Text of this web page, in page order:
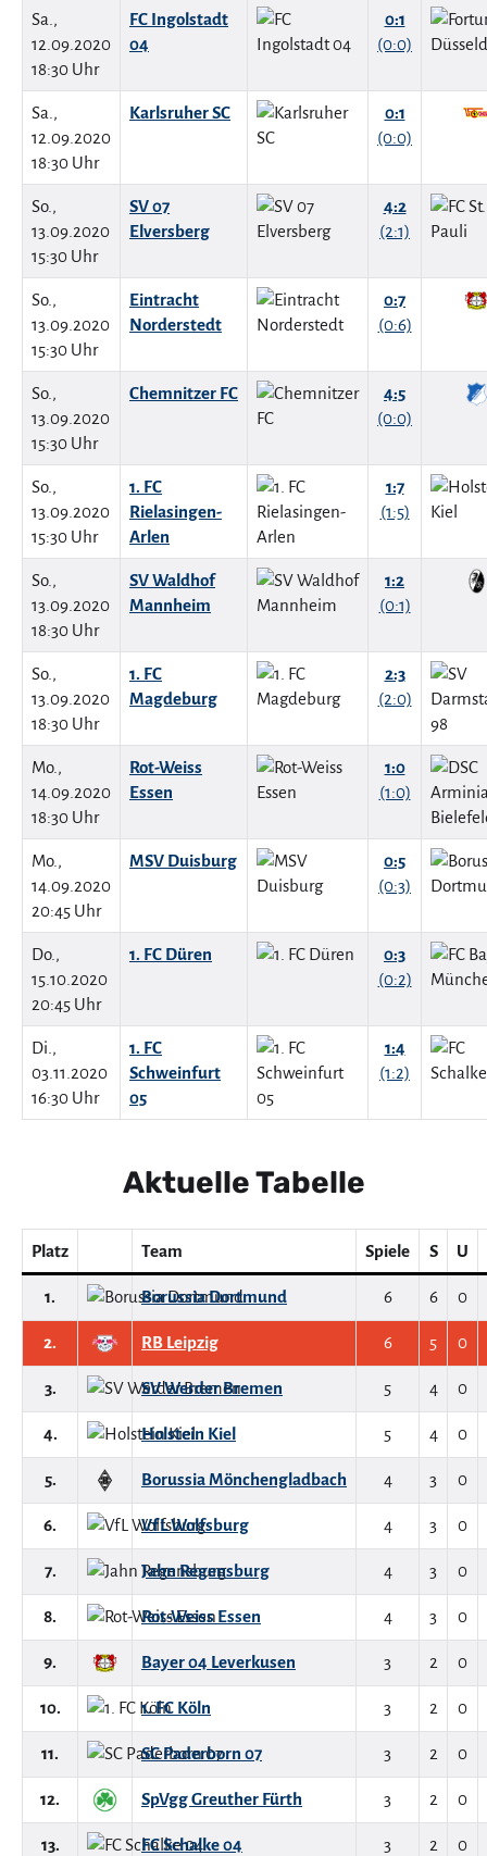
Sa.,
12.09.2020
18:30 Uhr
FC Ingolstadt
04
0:1
(0:0)
Sa.,
12.09.2020
18:30 Uhr
Karlsruher SC
0:1
(0:0)
So.,
13.09.2020
15:30 Uhr
SV 07
Elversberg
4:2
(2:1)
So.,
13.09.2020
15:30 Uhr
Eintracht
Norderstedt
0:7
(0:6)
So.,
13.09.2020
15:30 Uhr
Chemnitzer FC
4:5
(0:0)
So.,
13.09.2020
15:30 Uhr
1. FC
Rielasingen-
Arlen
1:7
(1:5)
So.,
13.09.2020
18:30 Uhr
SV Waldhof
Mannheim
1:2
(0:1)
So.,
13.09.2020
18:30 Uhr
1. FC
Magdeburg
2:3
(2:0)
Mo.,
14.09.2020
18:30 Uhr
Rot-Weiss
Essen
1:0
(1:0)
Mo.,
14.09.2020
20:45 Uhr
MSV Duisburg
0:5
(0:3)
Do.,
15.10.2020
20:45 Uhr
1. FC Düren
0:3
(0:2)
Di.,
03.11.2020
16:30 Uhr
1. FC
Schweinfurt
05
1:4
(1:2)
Aktuelle Tabelle
Platz Team Spiele S U
1. Borussia Dortmund 6 6 0
2. RB Leipzig 6 5 0
3. SV Werder Bremen 5 4 0
4. Holstein Kiel 5 4 0
5. Borussia Mönchengladbach 4 3 0
6. VfL Wolfsburg 4 3 0
7. Jahn Regensburg 4 3 0
8. Rot-Weiss Essen 4 3 0
9. Bayer 04 Leverkusen 3 2 0
10. 1. FC Köln 3 2 0
11. SC Paderborn 07 3 2 0
12. SpVgg Greuther Fürth 3 2 0
13. FC Schalke 04 3 2 0